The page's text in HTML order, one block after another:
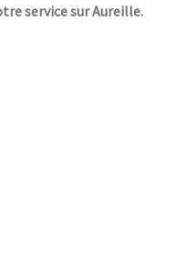
service sur Aureille.